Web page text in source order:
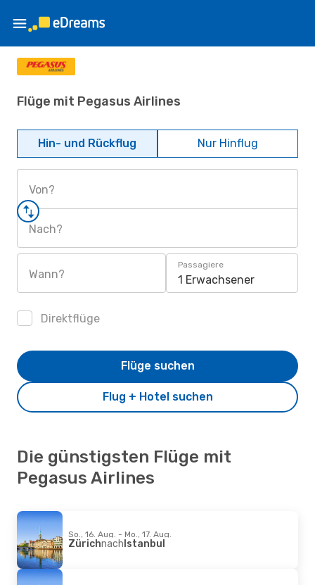
Flüge mit Pegasus Airlines
Hin- und Rückflug Nur Hinflug
Von?
Nach?
Wann?
Passagiere
1 Erwachsener
Direktflüge
Flug + Hotel suchen
Flüge suchen
Die günstigsten Flüge mit
Pegasus Airlines
So., 16. Aug. - Mo., 17. Aug.
ZürichnachIstanbul